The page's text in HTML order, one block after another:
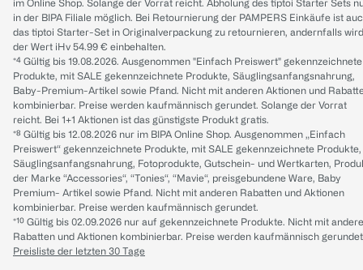
im Online Shop. Solange der Vorrat reicht. Abholung des tiptoi Starter Sets
in der BIPA Filiale möglich. Bei Retournierung der PAMPERS Einkäufe ist
das tiptoi Starter-Set in Originalverpackung zu retournieren, andernfalls wird
der Wert iHv 54.99 € einbehalten.
*⁴ Gültig bis 19.08.2026. Ausgenommen "Einfach Preiswert" gekennzeichnete
Produkte, mit SALE gekennzeichnete Produkte, Säuglingsanfangsnahrung,
Baby-Premium-Artikel sowie Pfand. Nicht mit anderen Aktionen und
kombinierbar. Preise werden kaufmännisch gerundet. Solange der Vorrat
reicht. Bei 1+1 Aktionen ist das günstigste Produkt gratis.
*⁸ Gültig bis 12.08.2026 nur im BIPA Online Shop. Ausgenommen „Einfach
Preiswert“ gekennzeichnete Produkte, mit SALE gekennzeichnete Produkte,
Säuglingsanfangsnahrung, Fotoprodukte, Gutschein- und Wertkarten,
der Marke “Accessories“, “Tonies“, “Mavie“, preisgebundene Ware, Baby
Premium- Artikel sowie Pfand. Nicht mit anderen Rabatten und Aktionen
kombinierbar. Preise werden kaufmännisch gerundet.
*¹⁰ Gültig bis 02.09.2026 nur auf gekennzeichnete Produkte. Nicht mit
Rabatten und Aktionen kombinierbar. Preise werden kaufmännisch
Preisliste der letzten 30 Tage